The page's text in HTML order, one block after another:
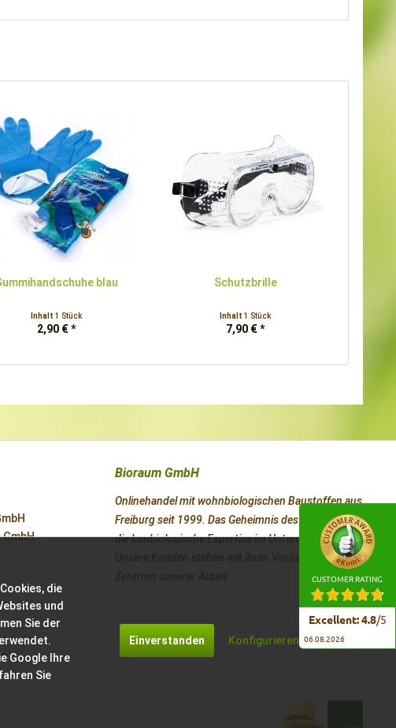
blau
Inhalt 1 Stück
2,90 € *
Schutzbrille
Inhalt1 Stück
7,90 € *
Bioraum GmbH
Onlinehandel mit wohnbiologischen Baustoffen aus
Freiburg seit 1999. Das Geheimnis des Erfolges ist
die baubiologische Expertise im Unternehmen.
Unsere Kunden stehen mit ihren Vorhaben im
Zentrum unserer Arbeit.
die
und
Sie der
Google Ihre
Sie
Einverstanden Konfigurieren
CUSTOMER RATING
Excellent: 4.8/5
06.08.2026